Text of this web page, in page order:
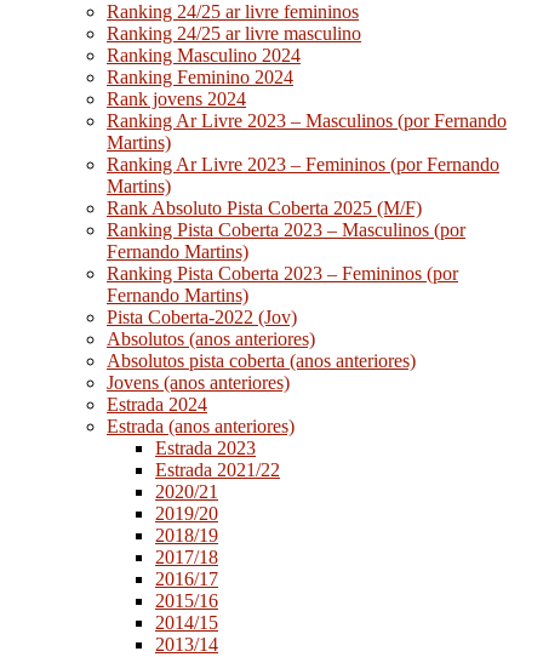
Ranking 24/25 ar livre femininos
Ranking 24/25 ar livre masculino
Ranking Masculino 2024
Ranking Feminino 2024
Rank jovens 2024
Ranking Ar Livre 2023 – Masculinos (por Fernando
Martins)
Ranking Ar Livre 2023 – Femininos (por Fernando
Martins)
Rank Absoluto Pista Coberta 2025 (M/F)
Ranking Pista Coberta 2023 – Masculinos (por
Fernando Martins)
Ranking Pista Coberta 2023 – Femininos (por
Fernando Martins)
Pista Coberta-2022 (Jov)
Absolutos (anos anteriores)
Absolutos pista coberta (anos anteriores)
Jovens (anos anteriores)
Estrada 2024
Estrada (anos anteriores)
Estrada 2023
Estrada 2021/22
2020/21
2019/20
2018/19
2017/18
2016/17
2015/16
2014/15
2013/14